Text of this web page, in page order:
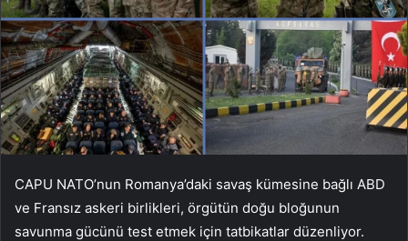
CAPU NATO’nun Romanya’daki savaş kümesine bağlı ABD
ve Fransız askeri birlikleri, örgütün doğu bloğunun
savunma gücünü test etmek için tatbikatlar düzenliyor.